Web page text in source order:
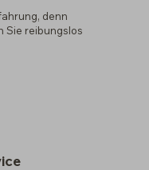
denn
Sie reibungslos